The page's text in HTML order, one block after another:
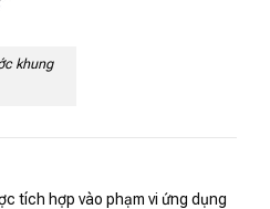
khung
tích hợp vào phạm vi ứng dụng